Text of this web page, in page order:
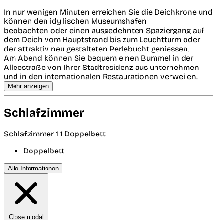
In nur wenigen Minuten erreichen Sie die Deichkrone und
können den idyllischen Museumshafen
beobachten oder einen ausgedehnten Spaziergang auf
dem Deich vom Hauptstrand bis zum Leuchtturm oder
der attraktiv neu gestalteten Perlebucht geniessen.
Am Abend können Sie bequem einen Bummel in der
Alleestraße von Ihrer Stadtresidenz aus unternehmen
und in den internationalen Restaurationen verweilen.
Mehr anzeigen
Schlafzimmer
Schlafzimmer 1 1 Doppelbett
Doppelbett
Alle Informationen
Close modal